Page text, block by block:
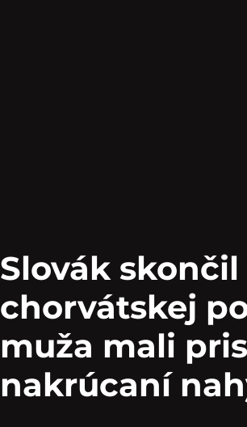
Slovák
chorvátskej
muža mali
nakrúcaní